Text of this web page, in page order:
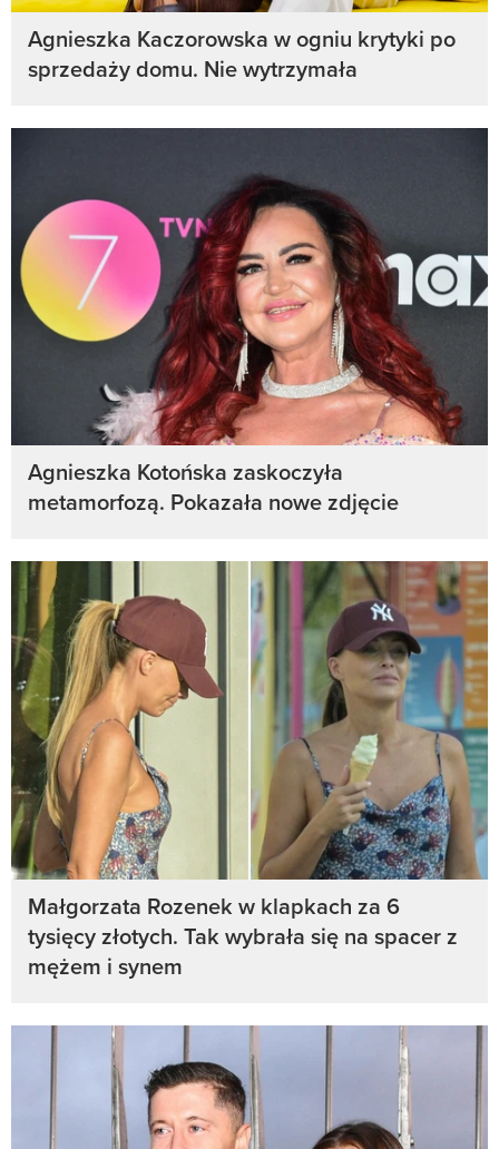
Agnieszka Kaczorowska w ogniu krytyki po
sprzedaży domu. Nie wytrzymała
Agnieszka Kotońska zaskoczyła
metamorfozą. Pokazała nowe zdjęcie
Małgorzata Rozenek w klapkach za 6
tysięcy złotych. Tak wybrała się na spacer z
mężem i synem